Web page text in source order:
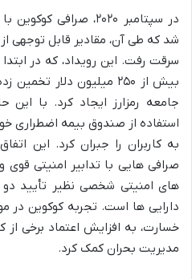
در سپتامبر ۲۰۲۰،
شد که طی آن، مقادیر قابل توجهی
بیش از ۲۵۰ میلیون دلار
جامعه رمزارز ایجاد کرد. با
استفاده از صندوق بیمه اضطراری
به کاربران را جبران کرد. این
صرافی هایی با تدابیر امنیتی
دارایی ها است. تجربه کوکوین در
خسارت، به افزایش اعتماد برخی از
مدیریت بحران کمک کرد.